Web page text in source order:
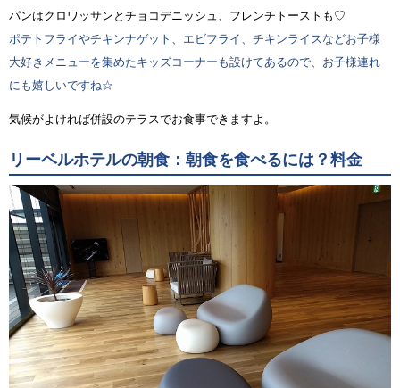
パンはクロワッサンとチョコデニッシュ、フレンチトーストも♡
ポテトフライやチキンナゲット、エビフライ、チキンライスなどお子様
大好きメニューを集めたキッズコーナーも設けてあるので、お子様連れ
にも嬉しいですね☆
気候がよければ併設のテラスでお食事できますよ。
リーベルホテルの朝食：朝食を食べるには？料金